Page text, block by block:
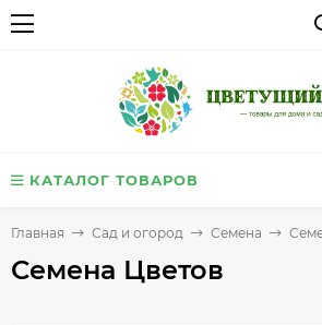
КАТАЛОГ ТОВАРОВ
Главная Сад и огород Семена
Семена Цветов